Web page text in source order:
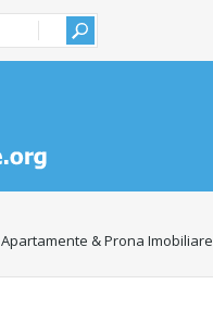
Apartamente & Prona Imobiliare